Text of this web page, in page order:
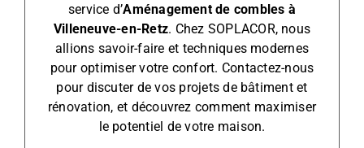
service d’Aménagement de combles à
Villeneuve-en-Retz. Chez SOPLACOR, nous
allions savoir-faire et techniques modernes
pour optimiser votre confort. Contactez-nous
pour discuter de vos projets de bâtiment et
rénovation, et découvrez comment maximiser
le potentiel de votre maison.